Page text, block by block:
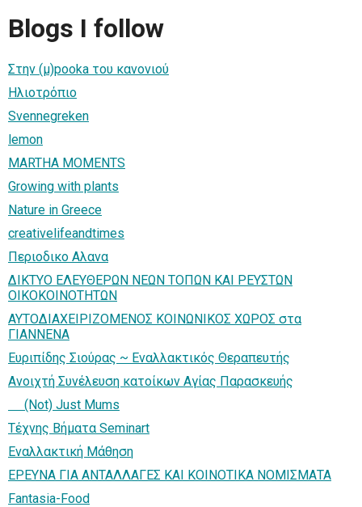
Blogs I follow
Στην (μ)pooka του κανονιού
Ηλιοτρόπιο
Svennegreken
lemon
MARTHA MOMENTS
Growing with plants
Nature in Greece
creativelifeandtimes
Περιοδικο Αλανα
ΔΙΚΤΥΟ ΕΛΕΥΘΕΡΩΝ ΝΕΩΝ ΤΟΠΩΝ ΚΑΙ ΡΕΥΣΤΩΝ
ΟΙΚΟΚΟΙΝΟΤΗΤΩΝ
ΑΥΤΟΔΙΑΧΕΙΡΙΖΟΜΕΝΟΣ ΚΟΙΝΩΝΙΚΟΣ ΧΩΡΟΣ στα
ΓΙΑΝΝΕΝΑ
Ευριπίδης Σιούρας ~ Εναλλακτικός Θεραπευτής
Ανοιχτή Συνέλευση κατοίκων Αγίας Παρασκευής
(Not) Just Mums
Τέχνης Βήματα Seminart
Εναλλακτική Μάθηση
ΕΡΕΥΝΑ ΓΙΑ ΑΝΤΑΛΛΑΓΕΣ ΚΑΙ ΚΟΙΝΟΤΙΚΑ ΝΟΜΙΣΜΑΤΑ
Fantasia-Food